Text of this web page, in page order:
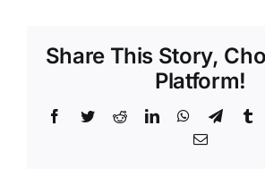
Share This Story,
Platform!
Facebook
TwitterRedditLinkedInWhatsApp
Email